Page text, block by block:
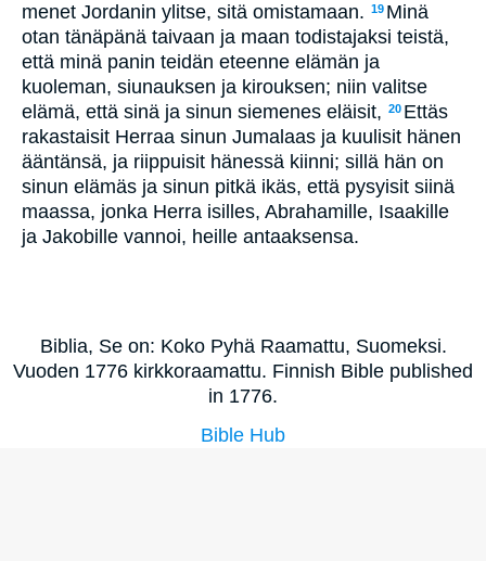
menet Jordanin ylitse, sitä omistamaan. 19 Minä
otan tänäpänä taivaan ja maan todistajaksi teistä,
että minä panin teidän eteenne elämän ja
kuoleman, siunauksen ja kirouksen; niin valitse
elämä, että sinä ja sinun siemenes eläisit, 20 Ettäs
rakastaisit Herraa sinun Jumalaas ja kuulisit hänen
ääntänsä, ja riippuisit hänessä kiinni; sillä hän on
sinun elämäs ja sinun pitkä ikäs, että pysyisit siinä
maassa, jonka Herra isilles, Abrahamille, Isaakille
ja Jakobille vannoi, heille antaaksensa.
Biblia, Se on: Koko Pyhä Raamattu, Suomeksi.
Vuoden 1776 kirkkoraamattu. Finnish Bible published
in 1776.
Bible Hub